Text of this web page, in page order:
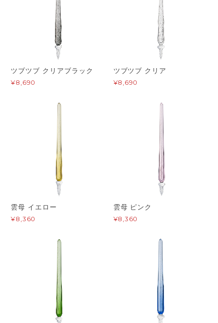
ツブツブ クリアブラック
¥8,690
ツブツブ クリア
¥8,690
雲母 イエロー
¥8,360
雲母 ピンク
¥8,360